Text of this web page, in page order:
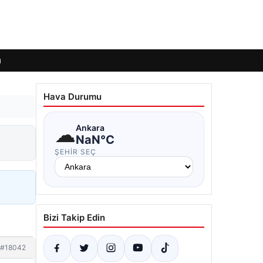
#18042
Hava Durumu
☁Ankara
NaN°C
ŞEHIR SEÇ
Bizi Takip Edin